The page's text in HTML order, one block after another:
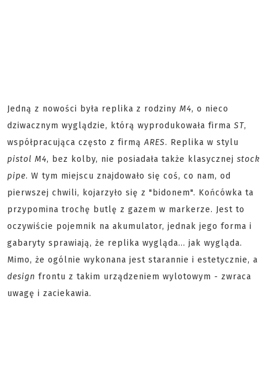
Jedną z nowości była replika z rodziny M4, o nieco
dziwacznym wyglądzie, którą wyprodukowała firma ST,
współpracująca często z firmąARES. Replika w stylu
pistol M4, bez kolby, nie posiadała także klasycznej stock
pipe. W tym miejscu znajdowało się coś, co nam, od
pierwszej chwili, kojarzyło się z "bidonem". Końcówka ta
przypomina trochę butlę z gazem w markerze. Jest to
oczywiście pojemnik na akumulator, jednak jego forma i
gabaryty sprawiają, że replika wygląda... jak wygląda.
Mimo, że ogólnie wykonana jest starannie i estetycznie, a
design frontu z takim urządzeniem wylotowym - zwraca
uwagę i zaciekawia.